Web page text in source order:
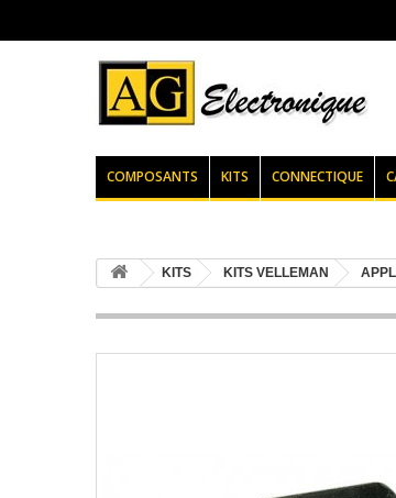
COMPOSANTS KITS CONNECTIQUE
KITS KITS VELLEMAN